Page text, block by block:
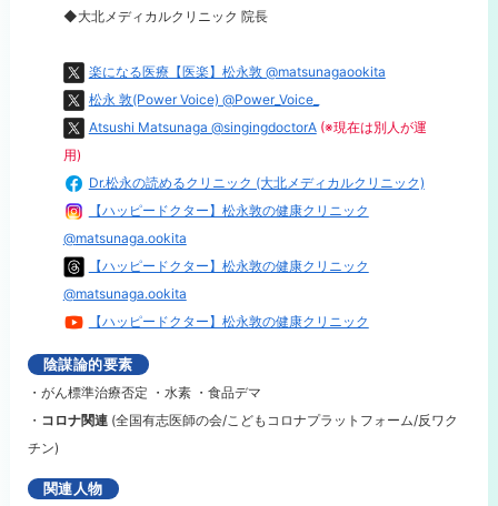
◆大北メディカルクリニック 院長
楽になる医療【医楽】松永敦 @matsunagaookita
松永 敦(Power Voice) @Power_Voice_
Atsushi Matsunaga @singingdoctorA (※現在は別人が運
用)
Dr.松永の読めるクリニック (大北メディカルクリニック)
【ハッピードクター】松永敦の健康クリニック
@matsunaga.ookita
【ハッピードクター】松永敦の健康クリニック
@matsunaga.ookita
【ハッピードクター】松永敦の健康クリニック
陰謀論的要素
・がん標準治療否定 ・水素 ・食品デマ
・ コロナ関連(全国有志医師の会/こどもコロナプラットフォーム/反ワク
チン)
関連人物